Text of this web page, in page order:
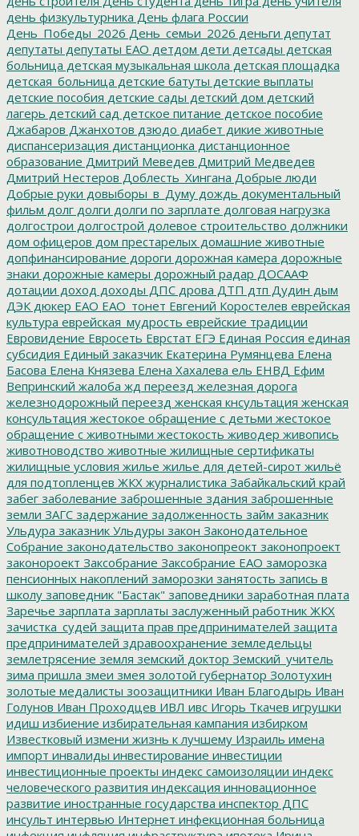
день физкультурника День флага России
День_Победы_2026 День_семьи_2026 деньги депутат
депутаты депутаты ЕАО детдом дети детсады детская
больница детская музыкальная школа детская площадка
детская_больница детские батуты детские выплаты
детские пособия детские сады детский дом детский
лагерь детский сад детское питание детское пособие
Джабаров Джанхотов дзюдо диабет дикие животные
диспансеризация дистанционка дистанционное
образование Дмитрий Меведев Дмитрий Медведев
Дмитрий Нестеров Доблесть_Хингана Добрые люди
Добрые руки довыборы_в_Думу дождь документальный
фильм долг долги долги по зарплате долговая нагрузка
долгострои долгострой долевое строительство должники
дом офицеров дом престарелых домашние животные
допфинансирование дороги дорожная камера дорожные
знаки дорожные камеры дорожный радар ДОСААФ
дотации доход доходы ДПС дрова ДТП дтп Дудин дым
ДЭК дюкер ЕАО ЕАО_тонет Евгений Коростелев еврейская
культура еврейская_мудрость еврейские традиции
Евровидение Евросеть Еврстат ЕГЭ Единая Россия единая
субсидия Единый заказчик Екатерина Румянцева Елена
Басова Елена Князева Елена Хахалева ель ЕНВД Ефим
Вепринский жалоба жд переезд железная дорога
железнодорожный переезд женская кнсультация женская
консультация жестокое обращение с детьми жестокое
обращение с животными жестокость живодер живопись
животноводство животные жилищные сертификаты
жилищные условия жилье жилье для детей-сирот жильё
для подтопленцев ЖКХ журналистика Забайкальский край
забег заболевание заброшенные здания заброшенные
земли ЗАГС задержание задолженность займ заказник
Ульдура заказник Ульдуры закон Законодательное
Собрание законодательство законопреокт законопроект
законороект Заксобрание Заксобрание ЕАО заморозка
пенсионных накоплений заморозки занятость запись в
школу заповедник "Бастак" заповедники заработная плата
Заречье зарплата зарплаты заслуженный работник ЖКХ
зачистка_судей защита прав предпринимателей защита
предпринимателей здравоохранение земледельцы
землетрясение земля земский доктор Земский_учитель
зима пришла змеи змея золотой губернатор Золотухин
золотые медалисты зоозащитники Иван Благодырь Иван
Голунов Иван Проходцев ИВЛ ивс Игорь Ткачев игрушки
идиш избиение избирательная кампания избирком
Известковый измени жизнь к лучшему Израиль имена
импорт инвалиды инвестирование инвестиции
инвестиционные проекты индекс самоизоляции индекс
человеческого развития индексация инновационное
развитие иностранные государства инспектор ДПС
инсульт интервью Интернет инфекционная больница